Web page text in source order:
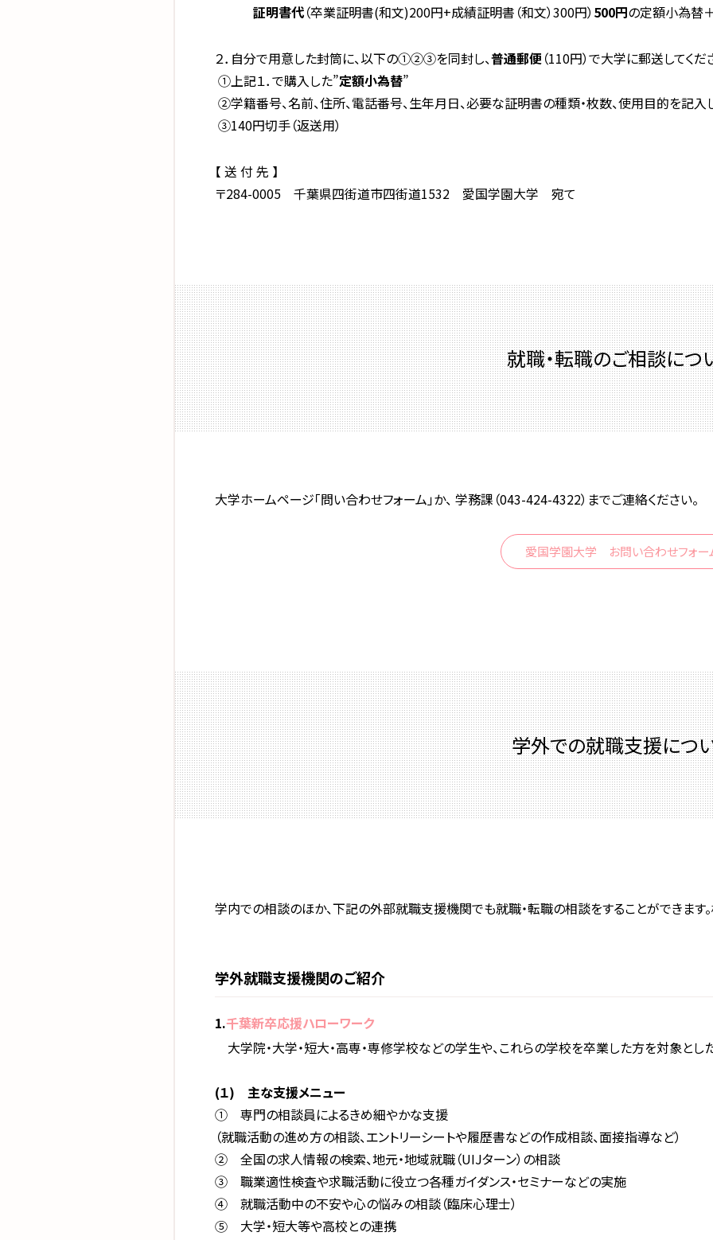
証明書代（卒業証明書(和文)200円+成績証明書（和文）300円） 500円の定額小為替
２．自分で用意した封筒に、以下の➀②③を同封し、普通郵便（110円）で大学に郵送してくだ
①上記１．で購入した”定額小為替”
②学籍番号、名前、住所、電話番号、生年月日、必要な証明書の種類・枚数、使用目的を記入
③140円切手（返送用）
【 送 付 先 】
〒284-0005 千葉県四街道市四街道1532 愛国学園大学 宛て
就職・転職のご相談につ
大学ホームページ「問い合わせフォーム」か、 学務課（043-424-4322）までご連絡ください。
愛国学園大学 お問い合わせフォー
学外での就職支援につ
学内での相談のほか、下記の外部就職支援機関でも就職・転職の相談をすることができます
学外就職支援機関のご紹介
1.千葉新卒応援ハローワーク
大学院・大学・短大・高専・専修学校などの学生や、これらの学校を卒業した方を対象と
(１) 主な支援メニュー
① 専門の相談員によるきめ細やかな支援
（就職活動の進め方の相談、エントリーシートや履歴書などの作成相談、面接指導など）
② 全国の求人情報の検索、地元・地域就職（UIJターン）の相談
③ 職業適性検査や求職活動に役立つ各種ガイダンス・セミナーなどの実施
④ 就職活動中の不安や心の悩みの相談（臨床心理士）
⑤ 大学・短大等や高校との連携